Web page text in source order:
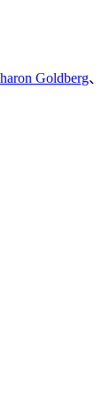
Goldberg、